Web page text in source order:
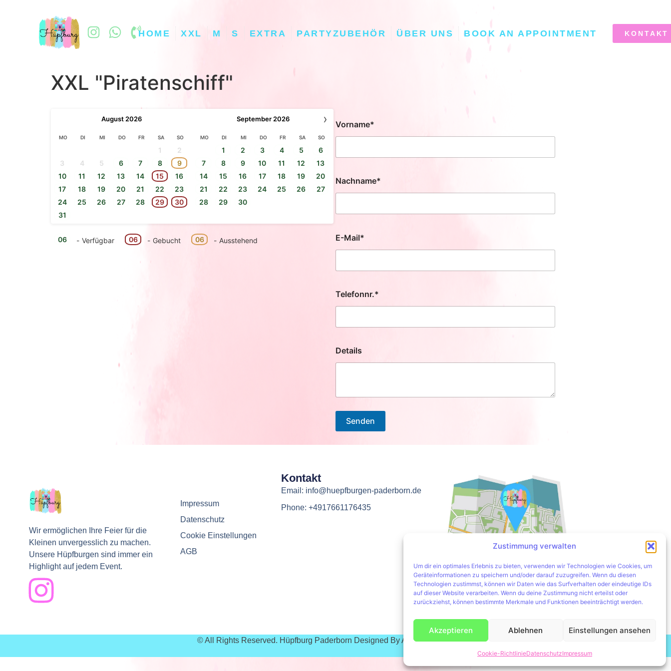
Zustimmung verwalten
Um dir ein optimales Erlebnis zu bieten, verwenden wir Technologien wie Cookies, um
Geräteinformationen zu speichern und/oder darauf zuzugreifen. Wenn du diesen
Technologien zustimmst, können wir Daten wie das Surfverhalten oder eindeutige IDs
auf dieser Website verarbeiten. Wenn du deine Zustimmung nicht erteilst oder
zurückziehst, können bestimmte Merkmale und Funktionen beeinträchtigt werden.
Akzeptieren Ablehnen Einstellungen ansehen
Cookie-RichtlinieDatenschutzImpressum
HOME XXL M S EXTRA PARTYZUBEHÖR ÜBER UNS BOOK AN APPOINTMENT KONTAKT
XXL "Piratenschiff"
›
August 2026
MO DI MI DO FR SA SO
1
2
3
4 5 6 7 8
9
10
11 12 13 14 15
16
17
18 19 20 21 22
23
24
25 26 27 28 29
30
31
September 2026
MO DI MI DO FR SA SO
1 2 3 4 5
6
7
8 9 10 11 12
13
14
15 16 17 18 19
20
21
22 23 24 25 26
27
28
29 30
06 - Verfügbar 06 - Gebucht 06 - Ausstehend
Vorname*
Nachname*
E-Mail*
Telefonnr.*
Details
Wir ermöglichen Ihre Feier für die
Kleinen unvergesslich zu machen.
Unsere Hüpfburgen sind immer ein
Highlight auf jedem Event.
Impressum
Datenschutz
Cookie Einstellungen
AGB
Kontakt
Email: info@huepfburgen-paderborn.de
Phone: +4917661176435
Hier zum Routenplaner
© All Rights Reserved. Hüpfburg Paderborn Designed By Agentur Pusteblume